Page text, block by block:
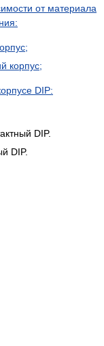
от материала
корпус;
DIP:
DIP.
DIP.